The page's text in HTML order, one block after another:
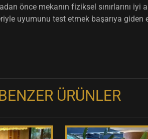
önce mekanın fiziksel sınırlarını
uyumunu test etmek başarıya giden
ÜRÜNLER